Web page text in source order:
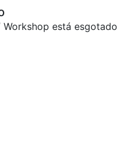
está esgotado